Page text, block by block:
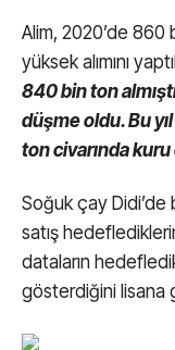
Alim, 2020’de
yüksek alımını
840 bin ton
düşme oldu. Bu
ton civarında
Soğuk çay Didi’de
satış
dataların
gösterdiğini lisana